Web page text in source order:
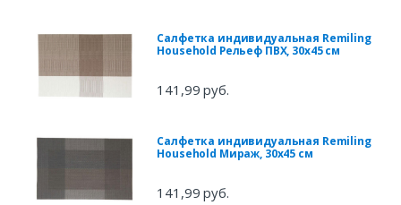
Салфетка индивидуальная Remiling
Household Рельеф ПВХ, 30х45 см
141,99 руб.
Салфетка индивидуальная Remiling
Household Мираж, 30х45 см
141,99 руб.